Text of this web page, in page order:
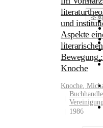
조회
und
Aspekte
literarischen
Bewegung
Knoche
Knoche,
1986